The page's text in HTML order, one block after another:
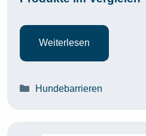
Weiterlesen
Kategorien
Hundebarrieren